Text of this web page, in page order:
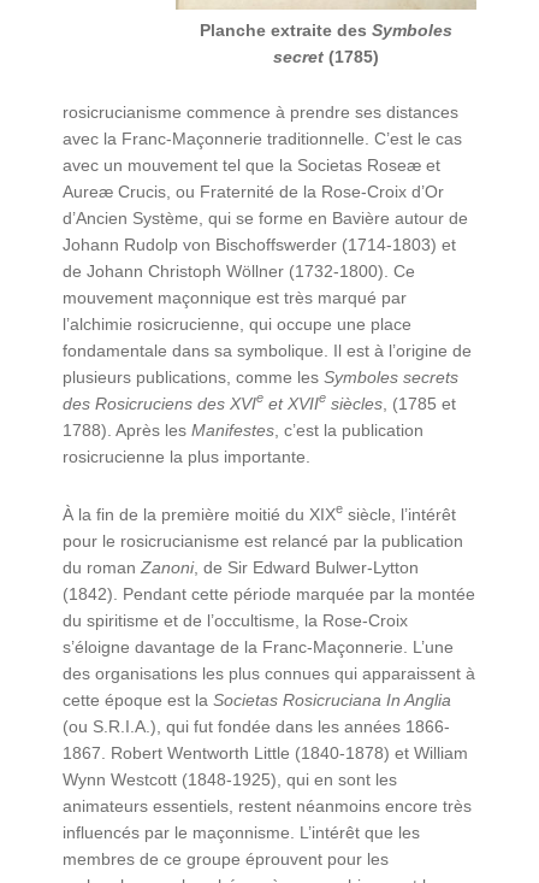
Planche extraite des Symboles
secret(1785)
rosicrucianisme commence à prendre ses distances
avec la Franc-Maçonnerie traditionnelle. C’est le cas
avec un mouvement tel que la Societas Roseæ et
Aureæ Crucis, ou Fraternité de la Rose-Croix d’Or
d’Ancien Système, qui se forme en Bavière autour de
Johann Rudolp von Bischoffswerder (1714-1803) et
de Johann Christoph Wöllner (1732-1800). Ce
mouvement maçonnique est très marqué par
l’alchimie rosicrucienne, qui occupe une place
fondamentale dans sa symbolique. Il est à l’origine de
plusieurs publications, comme lesSymboles secrets
des Rosicruciens des XVIe et XVIIe siècles , (1785 et
1788). Après lesManifestes , c’est la publication
rosicrucienne la plus importante.
À la fin de la première moitié du XIXe siècle, l’intérêt
pour le rosicrucianisme est relancé par la publication
du romanZanoni, de Sir Edward Bulwer-Lytton
(1842). Pendant cette période marquée par la montée
du spiritisme et de l’occultisme, la Rose-Croix
s’éloigne davantage de la Franc-Maçonnerie. L’une
des organisations les plus connues qui apparaissent à
cette époque est laSocietas Rosicruciana In Anglia
(ou S.R.I.A.), qui fut fondée dans les années 1866-
1867. Robert Wentworth Little (1840-1878) et William
Wynn Westcott (1848-1925), qui en sont les
animateurs essentiels, restent néanmoins encore très
influencés par le maçonnisme. L’intérêt que les
membres de ce groupe éprouvent pour les